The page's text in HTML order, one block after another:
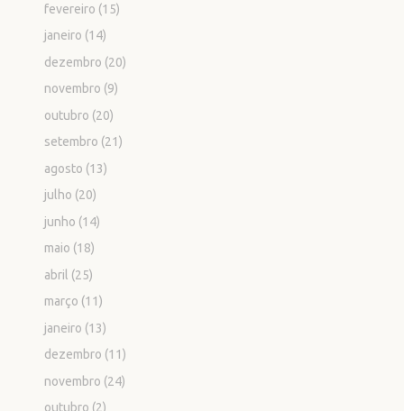
fevereiro (15)
janeiro (14)
dezembro (20)
novembro (9)
outubro (20)
setembro (21)
agosto (13)
julho (20)
junho (14)
maio (18)
abril (25)
março (11)
janeiro (13)
dezembro (11)
novembro (24)
outubro (2)